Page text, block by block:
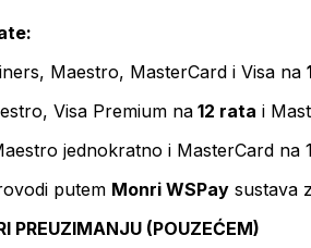
Maestro, MasterCard i Visa na
Visa Premium na 12 rata i
jednokratno i MasterCard na
putem Monri WSPay sustava
PREUZIMANJU (POUZEĆEM)